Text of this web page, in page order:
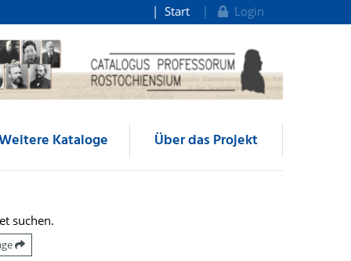
Start Login
Kataloge Über das Projekt
suchen.